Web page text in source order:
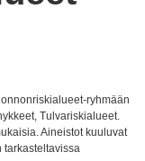
ryhmään
Tulvariskialueet.
Aineistot kuuluvat
tarkasteltavissa